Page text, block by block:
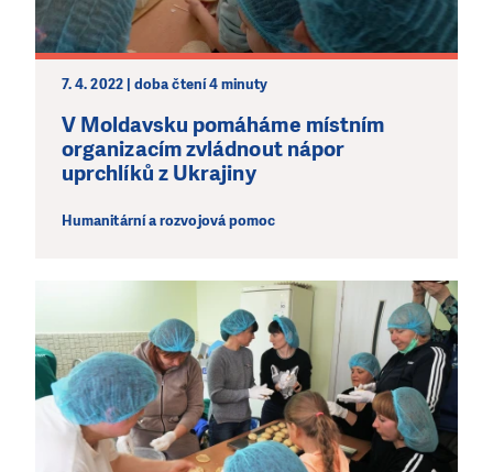
7. 4. 2022 | doba čtení 4 minuty
V Moldavsku pomáháme místním
organizacím zvládnout nápor
uprchlíků z Ukrajiny
Humanitární a rozvojová pomoc
jedním darem nebo se stanete pravidelným dárcem
Klubu přátel, Vaše dary nám umožní pomoci vždy tam,
DAROVAT DAROVAT PRAVIDELNĚ